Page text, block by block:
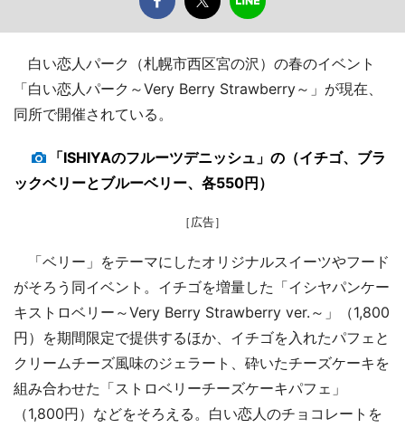
白い恋人パーク（札幌市西区宮の沢）の春のイベント
「白い恋人パーク～Very Berry Strawberry～」が現在、
同所で開催されている。
「ISHIYAのフルーツデニッシュ」の（イチゴ、ブラ
ックベリーとブルーベリー、各550円）
［広告］
「ベリー」をテーマにしたオリジナルスイーツやフード
がそろう同イベント。イチゴを増量した「イシヤパンケー
キストロベリー～Very Berry Strawberry ver.～」（1,800
円）を期間限定で提供するほか、イチゴを入れたパフェと
クリームチーズ風味のジェラート、砕いたチーズケーキを
組み合わせた「ストロベリーチーズケーキパフェ」
（1,800円）などをそろえる。白い恋人のチョコレートを